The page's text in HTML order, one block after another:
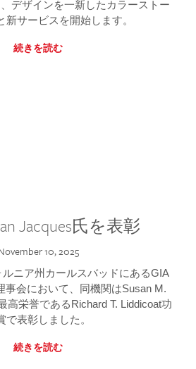
デザインを一新したカラーストー
新サービスを開始します。
続きを読む
Jacques氏を表彰
10, 2025
ニア州カールスバッドにあるGIA
事会において、同機関はSusan M.
高栄誉であるRichard T. Liddicoat功
で表彰しました。
続きを読む